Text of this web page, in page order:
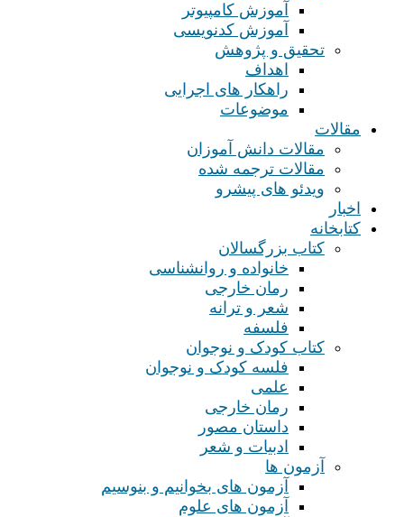
آموزش کامپیوتر
آموزش کدنویسی
تحقیق و پژوهش
اهداف
راهکار های اجرایی
موضوعات
مقالات
مقالات دانش آموزان
مقالات ترجمه شده
ویدئو های پیشرو
اخبار
کتابخانه
کتاب بزرگسالان
خانواده و روانشناسی
رمان خارجی
شعر و ترانه
فلسفه
کتاب کودک و نوجوان
فلسه کودک و نوجوان
علمی
رمان خارجی
داستان مصور
ادبیات و شعر
آزمون ها
آزمون های بخوانیم و بنوسیم
آزمون های علوم